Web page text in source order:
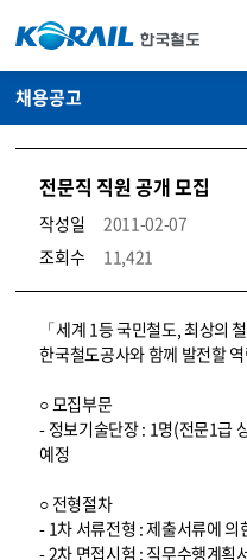
채용공고
전문직 직원 공개 모집
작성일
2011-02-07
조회수
11,421
코레일소개_경영공시_채용공고 상세보기 – 내용, 파일, 담당자 연락처로 구성
「세계 1등 국민철도, 최상의
한국철도공사와 함께 발전할
○ 모집부문
- 정보기술단장 : 1명(전문1급
예정
○ 전형절차
- 1차 서류전형 : 제출서류에 의
- 2차 면접시험 : 직무수행계획